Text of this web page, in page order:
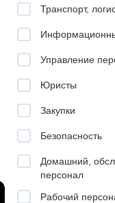
Транспорт,
Управление
Юристы
Закупки
Безопасность
Домашний,
персонал
Рабочий